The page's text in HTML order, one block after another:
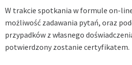
W trakcie spotkania w formule on-
możliwość zadawania pytań, oraz
przypadków z własnego
potwierdzony zostanie certyfikatem.